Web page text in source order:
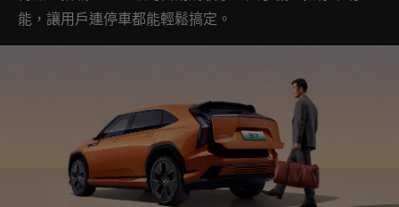
能，讓用戶連停車都能輕鬆搞定。